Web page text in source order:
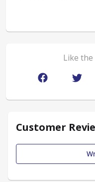
Like the
Customer